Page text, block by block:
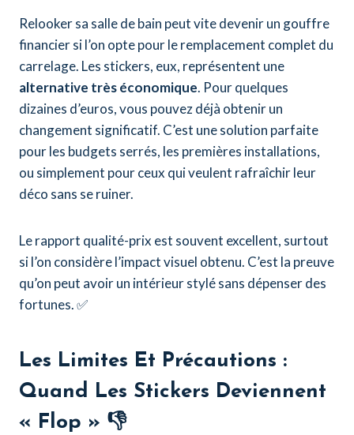
Relooker sa salle de bain peut vite devenir un gouffre
financier si l’on opte pour le remplacement complet du
carrelage. Les stickers, eux, représentent une
alternative très économique. Pour quelques
dizaines d’euros, vous pouvez déjà obtenir un
changement significatif. C’est une solution parfaite
pour les budgets serrés, les premières installations,
ou simplement pour ceux qui veulent rafraîchir leur
déco sans se ruiner.
Le rapport qualité-prix est souvent excellent, surtout
si l’on considère l’impact visuel obtenu. C’est la preuve
qu’on peut avoir un intérieur stylé sans dépenser des
fortunes. ✅
Les Limites Et Précautions :
Quand Les Stickers Deviennent
« Flop » 👎